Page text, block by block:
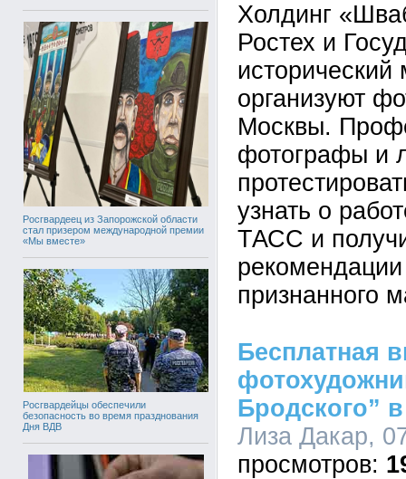
Росгвардеец из Запорожской области
стал призером международной премии
«Мы вместе»
Росгвардейцы обеспечили
безопасность во время празднования
Дня ВДВ
Холдинг
Ростех и
исторический
организуют
Москвы.
фотографы и
узнать о
ТАСС и
признанного
Бесплатная
Бродского”
Лиза Дакар,